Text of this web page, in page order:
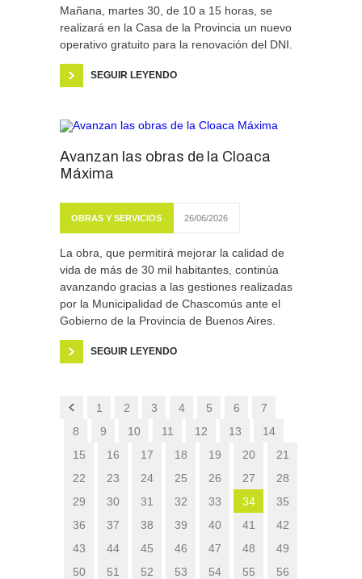
Mañana, martes 30, de 10 a 15 horas, se
realizará en la Casa de la Provincia un nuevo
operativo gratuito para la renovación del DNI.
SEGUIR LEYENDO
Avanzan las obras de la Cloaca
Máxima
OBRAS Y SERVICIOS 26/06/2026
La obra, que permitirá mejorar la calidad de
vida de más de 30 mil habitantes, continúa
avanzando gracias a las gestiones realizadas
por la Municipalidad de Chascomús ante el
Gobierno de la Provincia de Buenos Aires.
SEGUIR LEYENDO
1 2 3 4 5 6
7
8
9 10 11 12 13
14
15
16 17 18 19 20
21
22
23 24 25 26 27
28
29
30 31 32 33 34
35
36
37 38 39 40 41
42
43
44 45 46 47 48
49
50
51 52 53 54 55
56